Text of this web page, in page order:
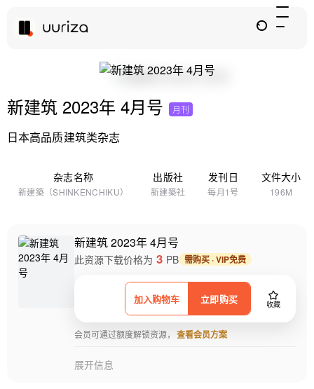
新建筑 2023年 4月号 月刊
日本高品质建筑类杂志
杂志名称
新建築（SHINKENCHIKU）
出版社
新建築社
发刊日
每月1号
文件大小
196M
新建筑 2023年 4月号
加入购物车 立即购买 收藏
此资源下载价格为 3 PB 需购买 · VIP免费
会员可通过额度解锁资源， 查看会员方案
展开信息